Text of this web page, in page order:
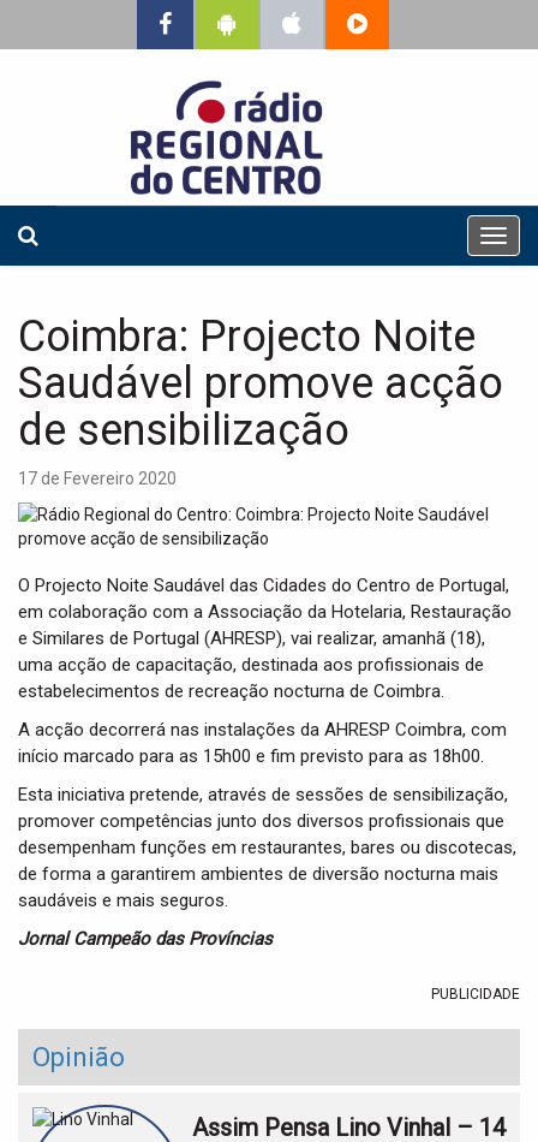
T
o
n
o
n
Coimbra: Projecto Noite
Saudável promove acção
de sensibilização
17 de Fevereiro 2020
O Projecto Noite Saudável das Cidades do Centro de Portugal,
em colaboração com a Associação da Hotelaria, Restauração
e Similares de Portugal (AHRESP), vai realizar, amanhã (18),
uma acção de capacitação, destinada aos profissionais de
estabelecimentos de recreação nocturna de Coimbra.
A acção decorrerá nas instalações da AHRESP Coimbra, com
início marcado para as 15h00 e fim previsto para as 18h00.
Esta iniciativa pretende, através de sessões de sensibilização,
promover competências junto dos diversos profissionais que
desempenham funções em restaurantes, bares ou discotecas,
de forma a garantirem ambientes de diversão nocturna mais
saudáveis e mais seguros.
Jornal Campeão das Províncias
PUBLICIDADE
Opinião
Assim Pensa Lino Vinhal – 14